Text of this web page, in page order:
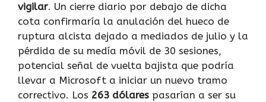
vigilar. Un cierre diario por debajo de dicha
cota confirmaría la anulación del hueco de
ruptura alcista dejado a mediados de julio y la
pérdida de su medía móvil de 30 sesiones,
potencial señal de vuelta bajista que podría
llevar a Microsoft a iniciar un nuevo tramo
correctivo. Los 263 dólares pasarían a ser su